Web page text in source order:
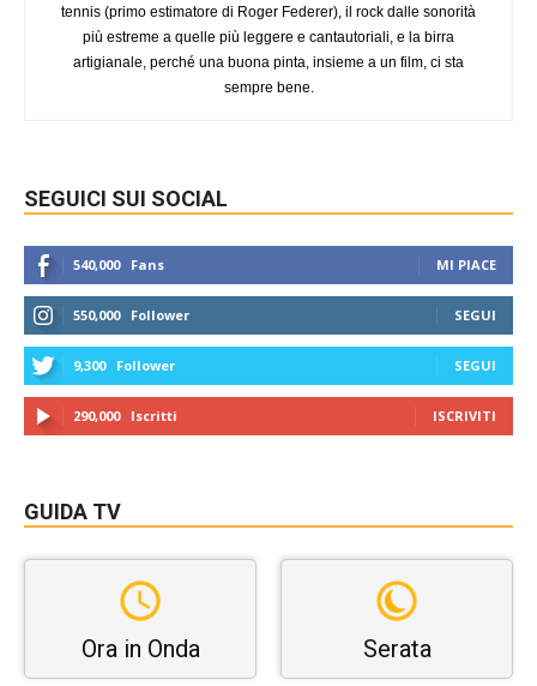
tennis (primo estimatore di Roger Federer), il rock dalle sonorità
più estreme a quelle più leggere e cantautoriali, e la birra
artigianale, perché una buona pinta, insieme a un film, ci sta
sempre bene.
SEGUICI SUI SOCIAL
540,000 Fans MI PIACE
550,000 Follower SEGUI
9,300 Follower SEGUI
290,000 Iscritti ISCRIVITI
GUIDA TV
Ora in Onda Serata